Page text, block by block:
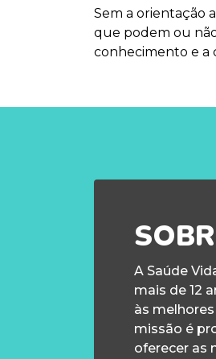
Sem a orientação
que podem ou
conhecimento e a
A Saúde
mais de 12
às
missão é
oferecer as